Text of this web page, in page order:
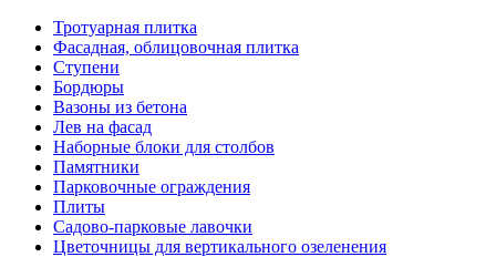
Тротуарная плитка
Фасадная, облицовочная плитка
Ступени
Бордюры
Вазоны из бетона
Лев на фасад
Наборные блоки для столбов
Памятники
Парковочные ограждения
Плиты
Садово-парковые лавочки
Цветочницы для вертикального озеленения